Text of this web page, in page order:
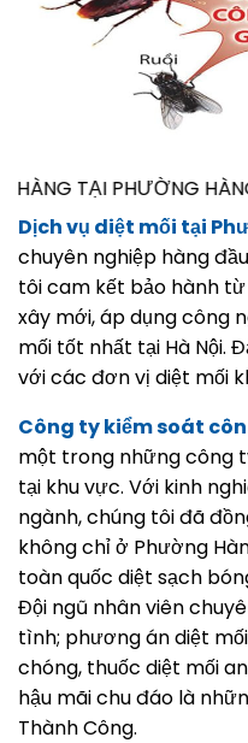
HÀNG ĐÀO –
Dịch vụ diệt mối tại
chuyên nghiệp hàng
tôi cam kết bảo hành
xây mới, áp dụng công
mối tốt nhất tại Hà Nội.
với các đơn vị diệt mối
Công ty kiểm soát
một trong những công
tại khu vực. Với kinh
ngành, chúng tôi đã
không chỉ ở Phường
toàn quốc diệt sạch
Đội ngũ nhân viên
tình; phương án diệt
chóng, thuốc diệt mối
hậu mãi chu đáo là
Thành Công.